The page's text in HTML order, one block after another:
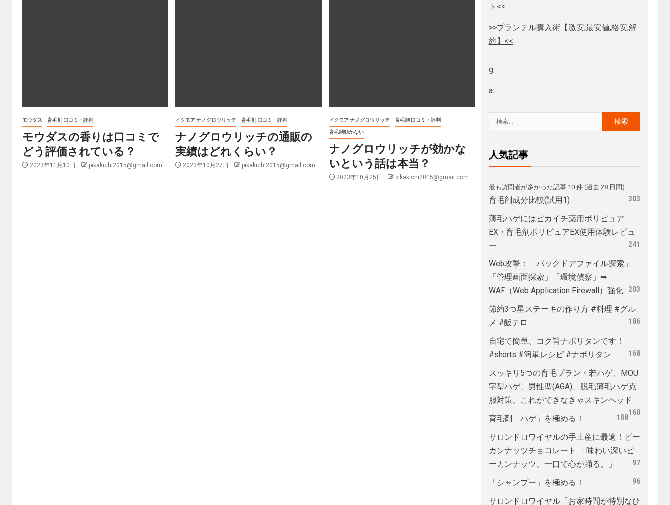
モウダス 育毛剤 口コミ・評判
モウダスの香りは口コミで
どう評価されている？
2023年11月10日 pikakichi2015@gmail.com
イクモア ナノグロウリッチ 育毛剤 口コミ・評判
ナノグロウリッチの通販の
実績はどれくらい？
2023年10月27日 pikakichi2015@gmail.com
イクモア ナノグロウリッチ 育毛剤 口コミ・評判
育毛剤効かない
ナノグロウリッチが効かな
いという話は本当？
2023年10月25日 pikakichi2015@gmail.com
ト<<
>>プランテル購入術【激安,最安値,格安,解
約】<<
g:
a:
人気記事
最も訪問者が多かった記事 10 件 (過去 28 日間)
育毛剤成分比較(試用1) 303
薄毛ハゲにはピカイチ薬用ポリピュア
EX・育毛剤ポリピュアEX使用体験レビュ
ー
241
Web攻撃：「バックドアファイル探索」
「管理画面探索」「環境偵察」➡
WAF（Web Application Firewall）強化
203
節約3つ星ステーキの作り方 #料理 #グル
メ #飯テロ
186
自宅で簡単、コク旨ナポリタンです！
#shorts #簡単レシピ #ナポリタン
168
スッキリ5つの育毛プラン・若ハゲ、MOU
字型ハゲ、男性型(AGA)、脱毛薄毛ハゲ克
服対策、これができなきゃスキンヘッド
160
育毛剤「ハゲ」を極める！ 108
サロンドロワイヤルの手土産に最適！ピー
カンナッツチョコレート 「味わい深いピ
ーカンナッツ、一口で心が踊る。」
97
「シャンプー」を極める！ 96
サロンドロワイヤル「お家時間が特別なひ